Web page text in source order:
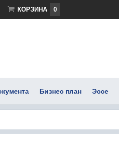
КОРЗИНА 0
Бизнес план Эссе